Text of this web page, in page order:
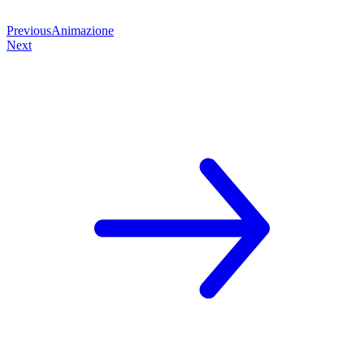
PreviousAnimazione
Next